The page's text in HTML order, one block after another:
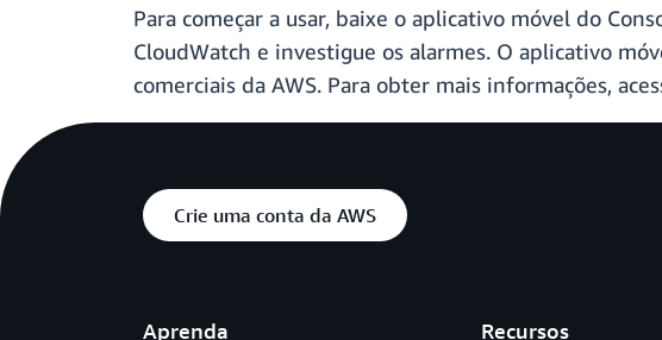
Para começar a usar, baixe o aplicativo móvel do
CloudWatch e investigue os alarmes. O aplicativo
comerciais da AWS. Para obter mais informações,
Crie uma conta da AWS
Aprenda Recursos